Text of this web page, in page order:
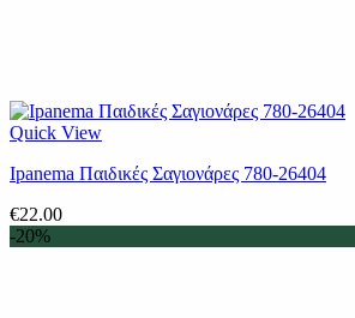
Quick View
Ipanema Παιδικές Σαγιονάρες 780-26404
€22.00
-20%